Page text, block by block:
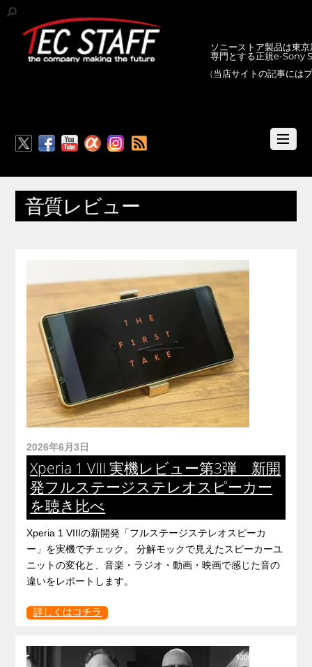
ソニーストア製品は東
専門とする正規e-Sony
(当店サイトの記事には
音質レビュー
2026年6月3日
Xperia 1 VIII 実機レビュー第3弾 新開
発フルステージステレオスピーカー
を聴き比べ
Xperia 1 VIIIの新開発「フルステージステレオスピーカ
ー」を実機でチェック。 分解モックで見えたスピーカーユ
ニットの変化と、音楽・ラジオ・動画・映画で感じた音の
違いをレポートします。
詳しくはコチラ